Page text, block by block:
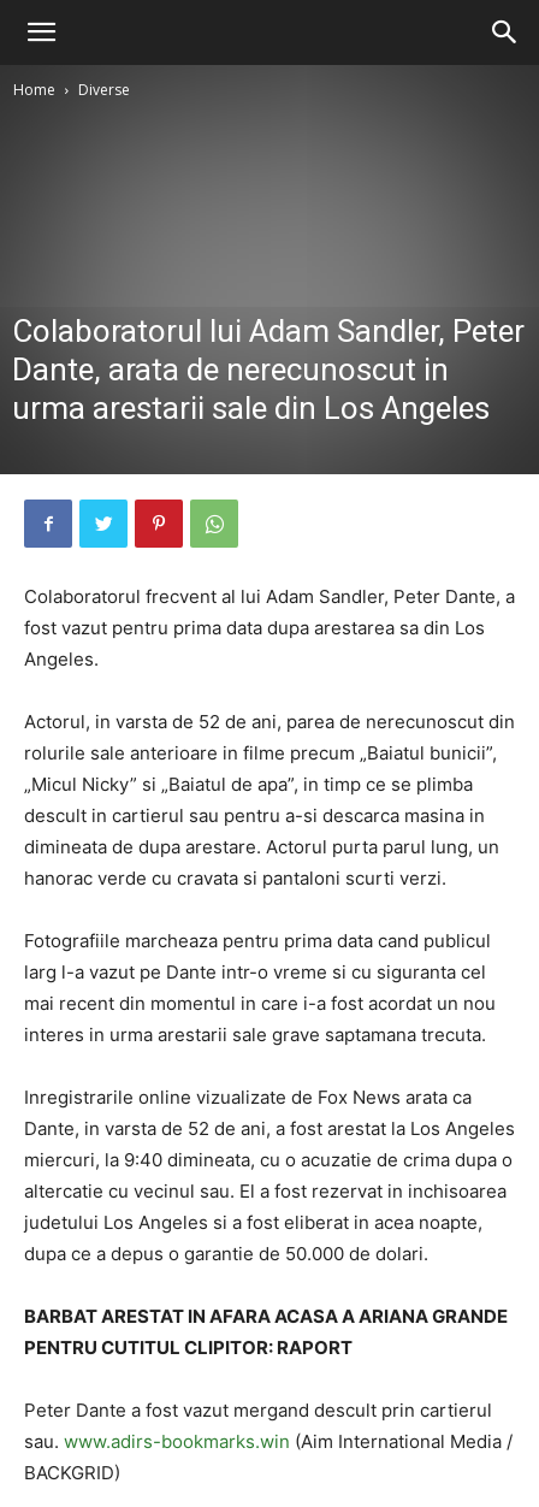
Home Diverse
Colaboratorul lui Adam Sandler, Peter
Dante, arata de nerecunoscut in
urma arestarii sale din Los Angeles
Colaboratorul frecvent al lui Adam Sandler, Peter Dante, a
fost vazut pentru prima data dupa arestarea sa din Los
Angeles.
Actorul, in varsta de 52 de ani, parea de nerecunoscut din
rolurile sale anterioare in filme precum „Baiatul bunicii”,
„Micul Nicky” si „Baiatul de apa”, in timp ce se plimba
descult in cartierul sau pentru a-si descarca masina in
dimineata de dupa arestare. Actorul purta parul lung, un
hanorac verde cu cravata si pantaloni scurti verzi.
Fotografiile marcheaza pentru prima data cand publicul
larg l-a vazut pe Dante intr-o vreme si cu siguranta cel
mai recent din momentul in care i-a fost acordat un nou
interes in urma arestarii sale grave saptamana trecuta.
Inregistrarile online vizualizate de Fox News arata ca
Dante, in varsta de 52 de ani, a fost arestat la Los Angeles
miercuri, la 9:40 dimineata, cu o acuzatie de crima dupa o
altercatie cu vecinul sau. El a fost rezervat in inchisoarea
judetului Los Angeles si a fost eliberat in acea noapte,
dupa ce a depus o garantie de 50.000 de dolari.
BARBAT ARESTAT IN AFARA ACASA A ARIANA GRANDE
PENTRU CUTITUL CLIPITOR: RAPORT
Peter Dante a fost vazut mergand descult prin cartierul
sau. www.adirs-bookmarks.win (Aim International Media /
BACKGRID)